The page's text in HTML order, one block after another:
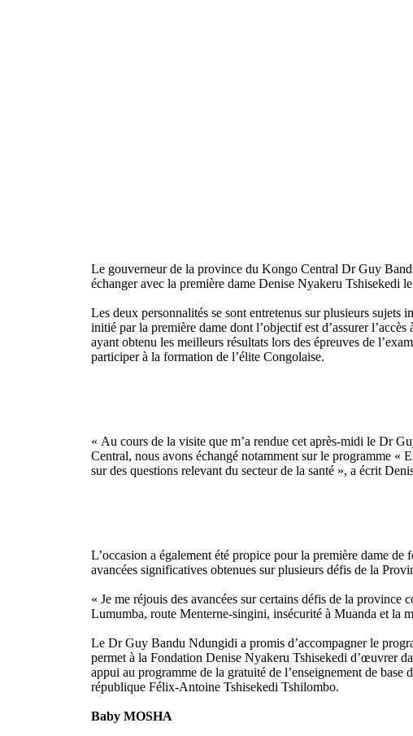
Le gouverneur de la province du Kongo Central Dr Guy
échanger avec la première dame Denise Nyakeru Tshisekedi
Les deux personnalités se sont entretenus sur plusieurs
initié par la première dame dont l’objectif est d’assurer
ayant obtenu les meilleurs résultats lors des épreuves de
participer à la formation de l’élite Congolaise.
« Au cours de la visite que m’a rendue cet après-midi le Dr
Central, nous avons échangé notamment sur le programme «
sur des questions relevant du secteur de la santé », a écrit
L’occasion a également été propice pour la première dame
avancées significatives obtenues sur plusieurs défis de la
« Je me réjouis des avancées sur certains défis de la province
Lumumba, route Menterne-singini, insécurité à Muanda et la
Le Dr Guy Bandu Ndungidi a promis d’accompagner le
permet à la Fondation Denise Nyakeru Tshisekedi d’œuvrer
appui au programme de la gratuité de l’enseignement de base
république Félix-Antoine Tshisekedi Tshilombo.
Baby MOSHA